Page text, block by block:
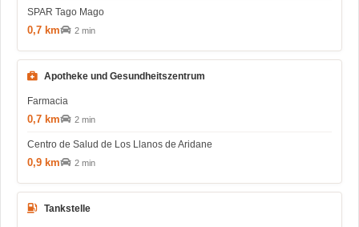
SPAR Tago Mago
0,7 km 2 min
Apotheke und Gesundheitszentrum
Farmacia
0,7 km 2 min
Centro de Salud de Los Llanos de Aridane
0,9 km 2 min
Tankstelle